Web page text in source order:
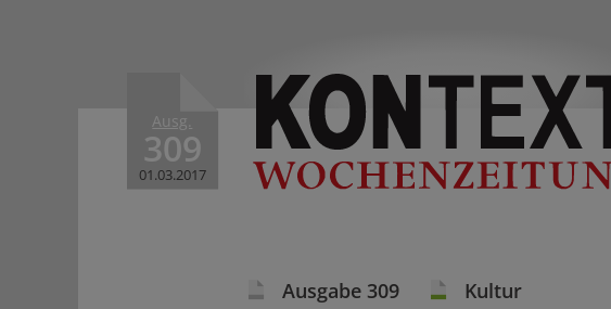
Ausg.
309
01.03.2017
Ausgabe 309 Kultur